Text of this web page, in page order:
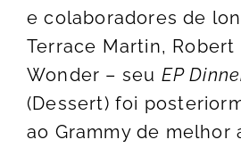
e colaboradores de
Terrace Martin, Robert
Wonder – seu EP
(Dessert) foi
ao Grammy de melhor